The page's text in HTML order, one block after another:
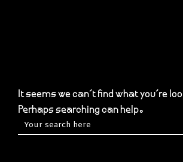
It seems we can’t find what you’re
Perhaps searching can help.